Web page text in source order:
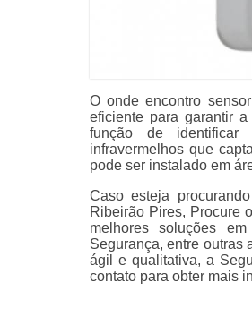
O onde encontro
eficiente para garantir
função de identificar
infravermelhos que
pode ser instalado em
Caso esteja
Ribeirão Pires, Procure
melhores soluções
Segurança, entre outras
ágil e qualitativa, a
contato para obter mais